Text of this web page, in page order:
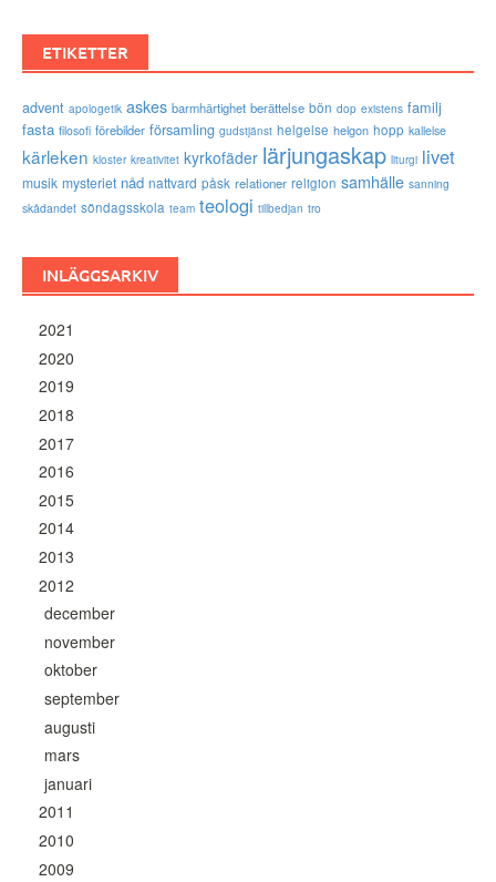
ETIKETTER
advent apologetik askes barmhärtighet berättelse bön dop existens familj
fasta filosofi förebilder församling gudstjänst helgelse helgon hopp kallelse
kärleken kloster kreativitet kyrkofäder lärjungaskap liturgi livet
musik mysteriet nåd nattvard påsk relationer religion samhälle sanning
skådandet söndagsskola team teologi tillbedjan tro
INLÄGGSARKIV
2021
2020
2019
2018
2017
2016
2015
2014
2013
2012
december
november
oktober
september
augusti
mars
januari
2011
2010
2009